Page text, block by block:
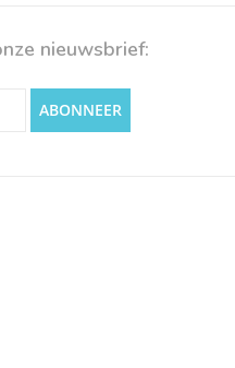
nieuwsbrief:
ABONNEER